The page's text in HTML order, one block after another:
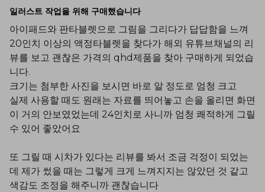
일러스트 작업을 위해 구매했습니다
아이패드와 판타블렛으로 그림을 그리다가 답답함을 느껴
20인치 이상의 액정타블렛을 찾다가 해외 유튜브채널의 리
뷰를 보고 괜찮은 가격의 qhd제품을 찾아 구매하게 되었습
니다.
크기는 첨부한 사진을 보시면 바로 알 정도로 엄청 크고
실제 사용할 때도 원래는 자료를 띄어놓고 손을 올리면 화면
이 거의 안보였었는데 24인치로 사니까 엄청 쾌적하게 그릴
수 있어 좋았어요
또 그릴 때 시차가 있다는 리뷰를 봐서 조금 걱정이 되었는
데 제가 썼을 때는 그렇게 크게 느껴지지는 않았던 것 같고
색감도 조정을 해주니까 괜찮습니다